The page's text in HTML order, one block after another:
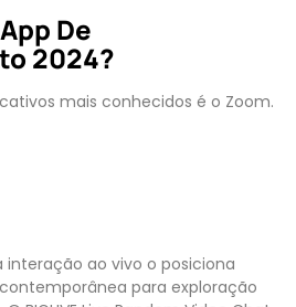
De
2024?
mais conhecidos é o Zoom.
interação ao vivo o posiciona
para exploração